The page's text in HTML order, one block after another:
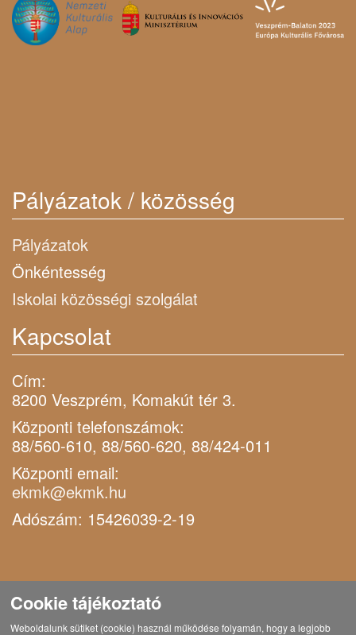
Pályázatok / közösség
Pályázatok
Önkéntesség
Iskolai közösségi szolgálat
Kapcsolat
Cím:
8200 Veszprém, Komakút tér 3.
Központi telefonszámok:
88/560-610, 88/560-620, 88/424-011
Központi email:
ekmk@ekmk.hu
Adószám: 15426039-2-19
Cookie tájékoztató
Weboldalunk sütiket (cookie) használ működése folyamán, hogy a legjobb